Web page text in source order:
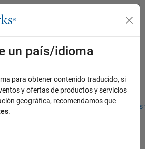
de empleo Oficinas locales
un país/idioma
para obtener contenido traducido, si
y ofertas de productos y servicios
geográfica, recomendamos que
.